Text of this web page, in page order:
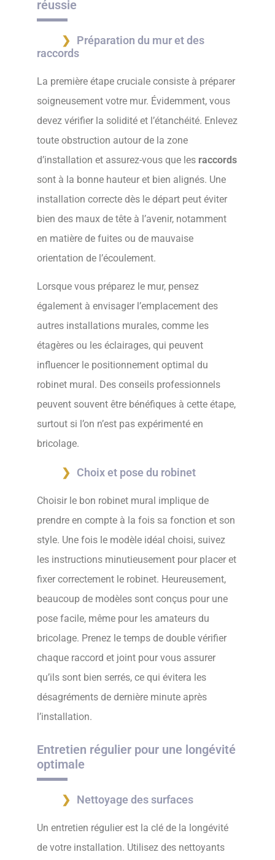
réussie
Préparation du mur et des
raccords
La première étape cruciale consiste à préparer
soigneusement votre mur. Évidemment, vous
devez vérifier la solidité et l’étanchéité. Enlevez
toute obstruction autour de la zone
d’installation et assurez-vous que les raccords
sont à la bonne hauteur et bien alignés. Une
installation correcte dès le départ peut éviter
bien des maux de tête à l’avenir, notamment
en matière de fuites ou de mauvaise
orientation de l’écoulement.
Lorsque vous préparez le mur, pensez
également à envisager l’emplacement des
autres installations murales, comme les
étagères ou les éclairages, qui peuvent
influencer le positionnement optimal du
robinet mural. Des conseils professionnels
peuvent souvent être bénéfiques à cette étape,
surtout si l’on n’est pas expérimenté en
bricolage.
Choix et pose du robinet
Choisir le bon robinet mural implique de
prendre en compte à la fois sa fonction et son
style. Une fois le modèle idéal choisi, suivez
les instructions minutieusement pour placer et
fixer correctement le robinet. Heureusement,
beaucoup de modèles sont conçus pour une
pose facile, même pour les amateurs du
bricolage. Prenez le temps de double vérifier
chaque raccord et joint pour vous assurer
qu’ils sont bien serrés, ce qui évitera les
désagréments de dernière minute après
l’installation.
Entretien régulier pour une longévité
optimale
Nettoyage des surfaces
Un entretien régulier est la clé de la longévité
de votre installation. Utilisez des nettoyants